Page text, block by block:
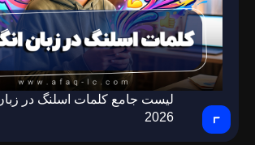
لیست جامع کلمات اسلنگ در
2026